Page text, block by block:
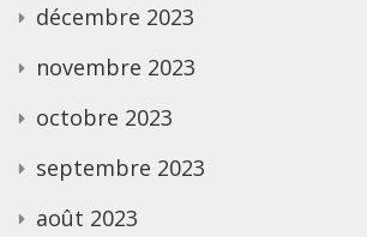
décembre 2023
novembre 2023
octobre 2023
septembre 2023
août 2023